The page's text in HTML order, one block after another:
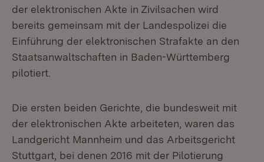
der elektronischen Akte in Zivilsachen wird
bereits gemeinsam mit der Landespolizei die
Einführung der elektronischen Strafakte an den
Staatsanwaltschaften in Baden-Württemberg
pilotiert.
Die ersten beiden Gerichte, die bundesweit mit
der elektronischen Akte arbeiteten, waren das
Landgericht Mannheim und das Arbeitsgericht
Stuttgart, bei denen 2016 mit der Pilotierung